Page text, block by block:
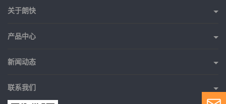
关于朗快
发展历程
产品中心
零部件系列
新闻动态
行业动态
联系我们